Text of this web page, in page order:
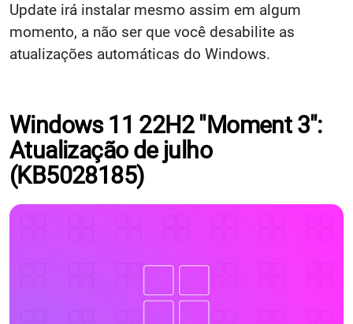
Update irá instalar mesmo assim em algum
momento, a não ser que você desabilite as
atualizações automáticas do Windows.
Windows 11 22H2 "Moment 3":
Atualização de julho
(KB5028185)